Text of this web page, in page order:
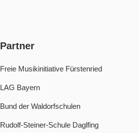
Partner
Freie Musikinitiative Fürstenried
LAG Bayern
Bund der Waldorfschulen
Rudolf-Steiner-Schule Daglfing